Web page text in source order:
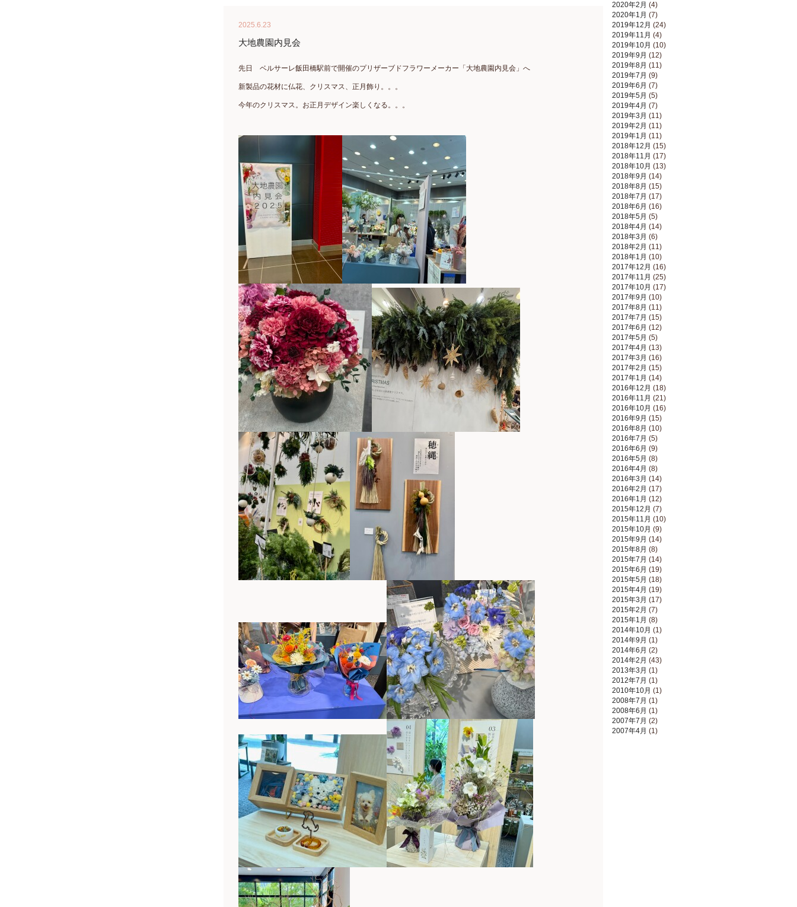
2020年2月 (4)
2020年1月 (7)
2019年12月 (24)
2019年11月 (4)
2019年10月 (10)
2019年9月 (12)
2019年8月 (11)
2019年7月 (9)
2019年6月 (7)
2019年5月 (5)
2019年4月 (7)
2019年3月 (11)
2019年2月 (11)
2019年1月 (11)
2018年12月 (15)
2018年11月 (17)
2018年10月 (13)
2018年9月 (14)
2018年8月 (15)
2018年7月 (17)
2018年6月 (16)
2018年5月 (5)
2018年4月 (14)
2018年3月 (6)
2018年2月 (11)
2018年1月 (10)
2017年12月 (16)
2017年11月 (25)
2017年10月 (17)
2017年9月 (10)
2017年8月 (11)
2017年7月 (15)
2017年6月 (12)
2017年5月 (5)
2017年4月 (13)
2017年3月 (16)
2017年2月 (15)
2017年1月 (14)
2016年12月 (18)
2016年11月 (21)
2016年10月 (16)
2016年9月 (15)
2016年8月 (10)
2016年7月 (5)
2016年6月 (9)
2016年5月 (8)
2016年4月 (8)
2016年3月 (14)
2016年2月 (17)
2016年1月 (12)
2015年12月 (7)
2015年11月 (10)
2015年10月 (9)
2015年9月 (14)
2015年8月 (8)
2015年7月 (14)
2015年6月 (19)
2015年5月 (18)
2015年4月 (19)
2015年3月 (17)
2015年2月 (7)
2015年1月 (8)
2014年10月 (1)
2014年9月 (1)
2014年6月 (2)
2014年2月 (43)
2013年3月 (1)
2012年7月 (1)
2010年10月 (1)
2008年7月 (1)
2008年6月 (1)
2007年7月 (2)
2007年4月 (1)
2025.6.23
大地農園内見会
先日 ベルサーレ飯田橋駅前で開催のプリザーブドフラワーメーカー「大地農園内見会」へ
新製品の花材に仏花、クリスマス、正月飾り。。。
今年のクリスマス。お正月デザイン楽しくなる。。。